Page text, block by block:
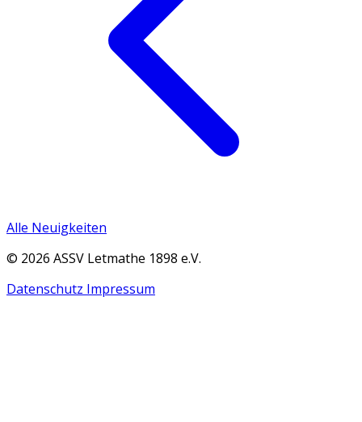
Alle Neuigkeiten
© 2026 ASSV Letmathe 1898 e.V.
Datenschutz Impressum